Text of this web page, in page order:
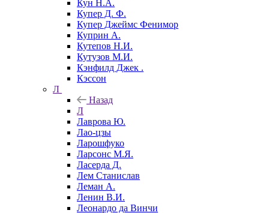
Кун Н.А.
Купер Д. Ф.
Купер Джеймс Фенимор
Куприн А.
Кутепов Н.И.
Кутузов М.И.
Кэнфилд Джек .
Кэссон
Л
Назад
Л
Лаврова Ю.
Лао-цзы
Ларошфуко
Ларсонс М.Я.
Ласерда Д.
Лем Станислав
Леман А.
Ленин В.И.
Леонардо да Винчи